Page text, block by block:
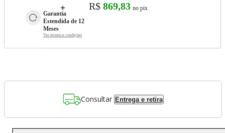
Garantia
Estendida de 12
Meses
Ver termos e condições
R$ 869,83 no pix
Consultar Entrega e retira